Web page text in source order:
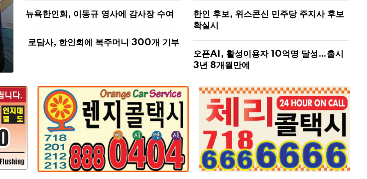
뉴욕한인회, 이동규 영사에 감사장 수여
로담사, 한인회에 복주머니 300개 기부
한인 후보, 위스콘신 민주당 주지사 후보
확실시
오픈AI, 활성이용자 10억명 달성…출시
3년 8개월만에